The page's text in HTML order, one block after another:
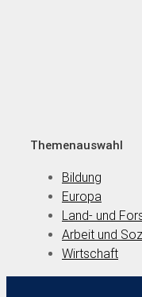
Themenauswahl
Bildung
Europa
Land- und
Arbeit und
Wirtschaft